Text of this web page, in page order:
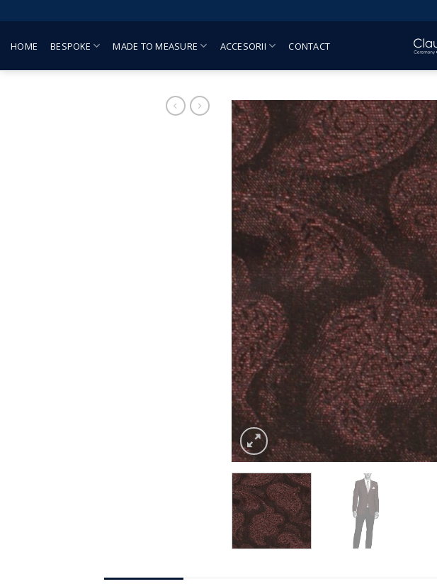
to
content
HOME BESPOKE MADE TO MEASURE ACCESORII CONTACT